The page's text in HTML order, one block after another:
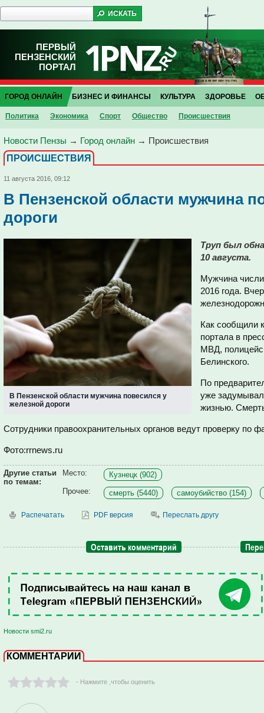
ПЕРВЫЙ
ПЕНЗЕНСКИЙ
ПОРТАЛ
ГОРОД ОНЛАЙН
Политика Экономика Спорт Общество Проиcшествия
БИЗНЕС И ФИНАНСЫ КУЛЬТУРА ЗДОРОВЬЕ
Новости Пензы → Город онлайн → Проиcшествия
ПРОИCШЕСТВИЯ
11 августа 2016, 09:12
В Пензенской области мужчина
дороги
В Пензенской области мужчина повесился у
железной дороги
Труп был
10 августа.
Мужчина
2016 года.
Как сообщили
портала в
МВД,
Белинского.
По
уже
жизнью.
Сотрудники правоохранительных органов ведут проверку по
Фото:rrnews.ru
Другие статьи
по темам:
Место:
Кузнецк (902)
Прочее:
смерть (5440) самоубийство (154)
Распечатать PDF версия Переслать другу
Оставить комментарий
Новости smi2.ru
КОММЕНТАРИИ
- Нажмите ,чтобы оценить